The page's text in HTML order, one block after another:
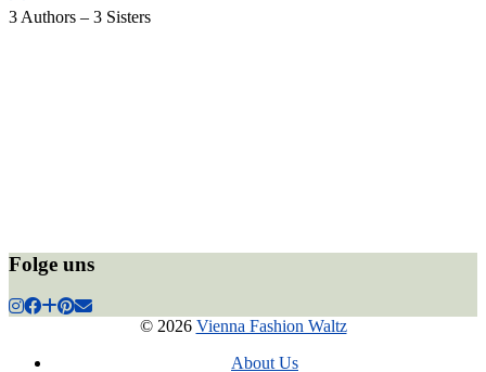
3 Authors – 3 Sisters
Folge uns
© 2026 Vienna Fashion Waltz
About Us